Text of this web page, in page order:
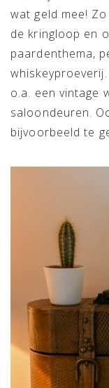
wat geld mee!
de kringloop en
paardenthema,
o.a. een vintage
saloondeuren.
bijvoorbeeld te